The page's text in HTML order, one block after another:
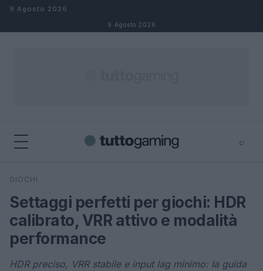
Salta al contenuto
9 Agosto 2026
9 Agosto 2026
⌕
Cerca
GIOCHI
Settaggi perfetti per giochi: HDR
calibrato, VRR attivo e modalità
performance
HDR preciso, VRR stabile e input lag minimo: la guida